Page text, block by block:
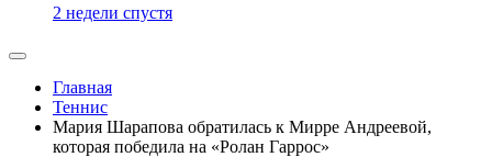
2 недели спустя
Главная
Теннис
Мария Шарапова обратилась к Мирре Андреевой,
которая победила на «Ролан Гаррос»